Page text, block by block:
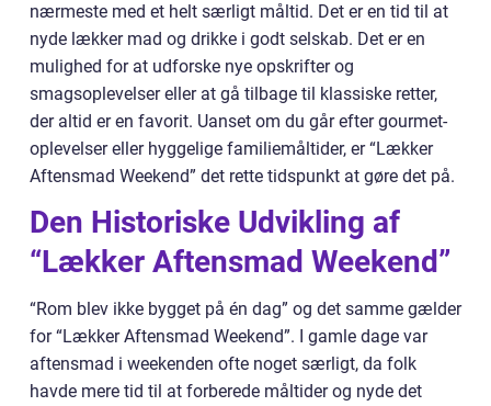
nærmeste med et helt særligt måltid. Det er en tid til at
nyde lækker mad og drikke i godt selskab. Det er en
mulighed for at udforske nye opskrifter og
smagsoplevelser eller at gå tilbage til klassiske retter,
der altid er en favorit. Uanset om du går efter gourmet-
oplevelser eller hyggelige familiemåltider, er “Lækker
Aftensmad Weekend” det rette tidspunkt at gøre det på.
Den Historiske Udvikling af
“Lækker Aftensmad Weekend”
“Rom blev ikke bygget på én dag” og det samme gælder
for “Lækker Aftensmad Weekend”. I gamle dage var
aftensmad i weekenden ofte noget særligt, da folk
havde mere tid til at forberede måltider og nyde det